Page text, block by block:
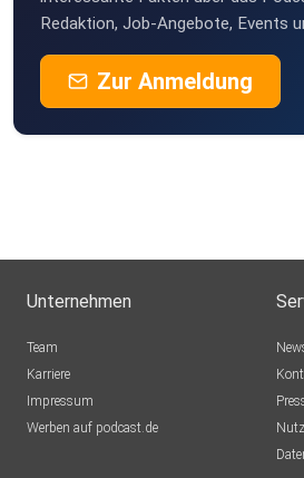
Redaktion, Job-Angebote, Events
Zur Anmeldung
Unternehmen
Team
Karriere
Impressum
Werben auf podcast.de